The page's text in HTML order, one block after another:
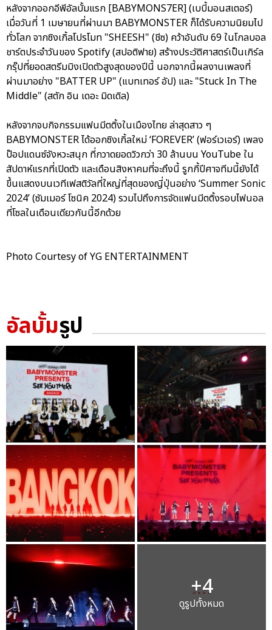
หลังจากออกอีพีอัลบั้มแรก [BABYMONS7ER] (เบบี้มอนสเตอร์)
เมื่อวันที่ 1 เมษายนที่ผ่านมา BABYMONSTER ก็ได้รับความนิยมไป
ทั่วโลก จากซิงเกิ้ลโปรโมท "SHEESH" (ชีซ) คว้าอันดับ 69 ในโกลบอล
ชาร์ตประจำวันของ Spotify (สปอติฟาย) สร้างประวัติศาสตร์เป็นเกิร์ล
กรุ๊ปที่ยอดสตรีมมิงเปิดตัวสูงสุดของปีนี้ นอกจากนี้ผลงานเพลงที่
ผ่านมาอย่าง "BATTER UP" (แบทเทอร์ อัป) และ "Stuck In The
Middle" (สตัก อิน เดอะ มิดเดิล)
หลังจากจบกิจกรรมแฟนมีตติ้งในเมืองไทย ล่าสุดสาว ๆ
BABYMONSTER ได้ออกซิงเกิ้ลใหม่ ‘FOREVER’ (ฟอร์เวเอร์) เพลง
ป๊อปแดนซ์จังหวะสนุก ที่กวาดยอดวิวกว่า 30 ล้านบน YouTube ใน
สัปดาห์แรกที่เปิดตัว และเดือนสิงหาคมที่จะถึงนี้ รูกกี้ปีศาจทีมนี้ยังได้
ขึ้นแสดงบนเวทีเฟสติวัลที่ใหญ่ที่สุดของญี่ปุ่นอย่าง ‘Summer Sonic
2024’ (ซัมเมอร์ โซนิค 2024) รวมไปถึงการจัดแฟนมีตติ้งรอบไฟนอล
ที่โซลในเดือนเดียวกันนี้อีกด้วย
Photo Courtesy of YG ENTERTAINMENT
อัลบั้มรูป
+4
ดูรูปทั้งหมด